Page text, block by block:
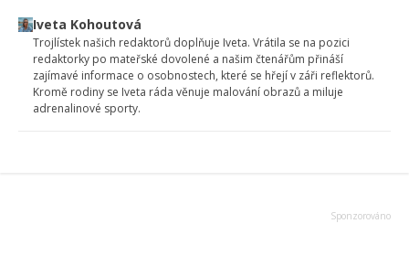
Iveta Kohoutová
Trojlístek našich redaktorů doplňuje Iveta. Vrátila se na pozici
redaktorky po mateřské dovolené a našim čtenářům přináší
zajímavé informace o osobnostech, které se hřejí v záři reflektorů.
Kromě rodiny se Iveta ráda věnuje malování obrazů a miluje
adrenalinové sporty.